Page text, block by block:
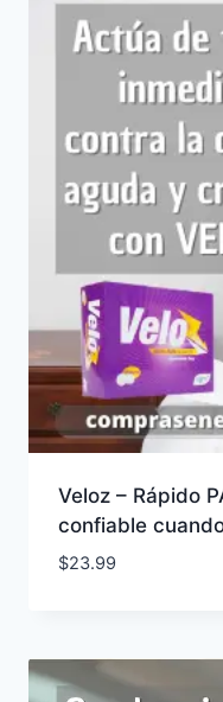
Veloz – Rápido
confiable
$23.99